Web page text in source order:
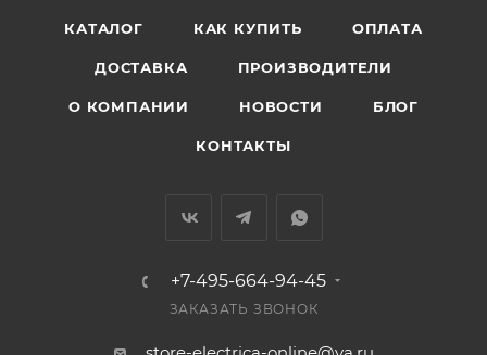
КАТАЛОГ КАК КУПИТЬ ОПЛАТА
ДОСТАВКА ПРОИЗВОДИТЕЛИ
О КОМПАНИИ НОВОСТИ БЛОГ
КОНТАКТЫ
+7-495-664-94-45
ЗАКАЗАТЬ ЗВОНОК